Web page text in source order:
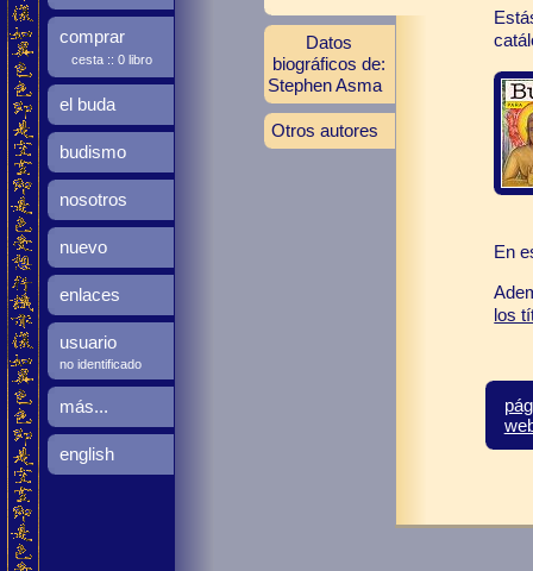
En
los
Datos
biográficos de:
Stephen Asma
Otros autores
comprar
cesta :: 0 libro
el buda
budismo
nosotros
nuevo
enlaces
usuario
no identificado
más...
english